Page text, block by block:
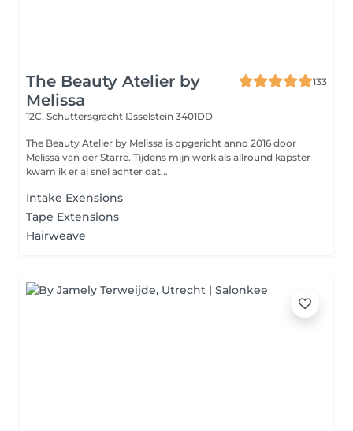
The Beauty Atelier by
Melissa
133
12C, Schuttersgracht IJsselstein 3401DD
The Beauty Atelier by Melissa is opgericht anno 2016 door
Melissa van der Starre. Tijdens mijn werk als allround kapster
kwam ik er al snel achter dat...
Intake Exensions
Tape Extensions
Hairweave